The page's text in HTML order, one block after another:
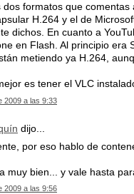
dos formatos que
H.264 y el de
dichos. En cuanto a
en Flash. Al principio era
metiendo ya H.264,
es tener el VLC
2009 a las 9:33
dijo...
por eso hablo de
muy bien... y vale hasta
2009 a las 9:56